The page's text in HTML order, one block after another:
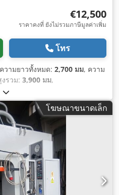
€12,500
ราคาคงที่ ยังไม่รวมภาษีมูลค่าเพิ่ม
โทร
วามยาวทั้งหมด: 2,700 มม, ความ
รวม: 3,900 มม,
โฆษณาขนาดเล็ก